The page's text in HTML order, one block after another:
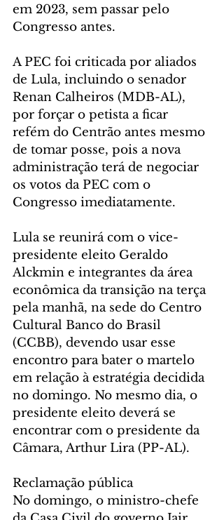
em 2023, sem passar pelo
Congresso antes.
A PEC foi criticada por aliados
de Lula, incluindo o senador
Renan Calheiros (MDB-AL),
por forçar o petista a ficar
refém do Centrão antes mesmo
de tomar posse, pois a nova
administração terá de negociar
os votos da PEC com o
Congresso imediatamente.
Lula se reunirá com o vice-
presidente eleito Geraldo
Alckmin e integrantes da área
econômica da transição na terça
pela manhã, na sede do Centro
Cultural Banco do Brasil
(CCBB), devendo usar esse
encontro para bater o martelo
em relação à estratégia decidida
no domingo. No mesmo dia, o
presidente eleito deverá se
encontrar com o presidente da
Câmara, Arthur Lira (PP-AL).
Reclamação pública
No domingo, o ministro-chefe